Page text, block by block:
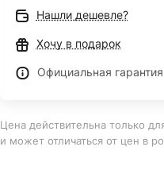
Нашли дешевле?
Хочу в подарок
Официальная гарантия
Цена действительна только
и может отличаться от цен в